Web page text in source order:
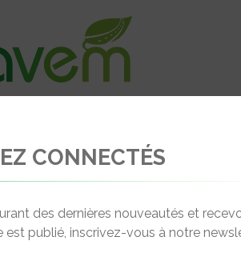
CONNECTÉS
des dernières nouveautés et
publié, inscrivez-vous à notre